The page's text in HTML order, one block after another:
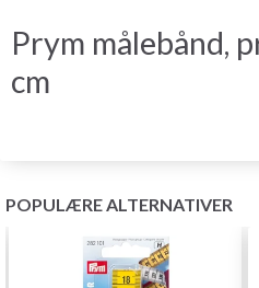
Prym målebånd,
cm
POPULÆRE ALTERNATIVER